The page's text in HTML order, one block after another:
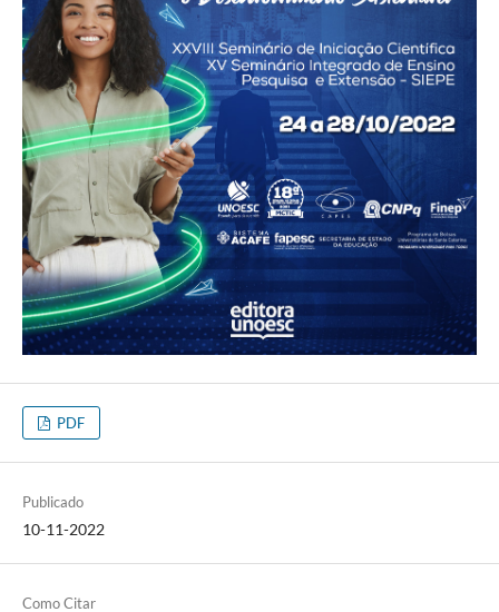
PDF
Publicado
10-11-2022
Como Citar